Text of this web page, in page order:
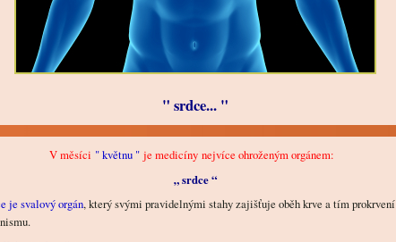
" srdce... "
V měsíci " květnu " je medicíny nejvíce ohroženým orgánem:
„ srdce “
je svalový orgán, který svými pravidelnými stahy zajišťuje oběh krve a tím prokrvení